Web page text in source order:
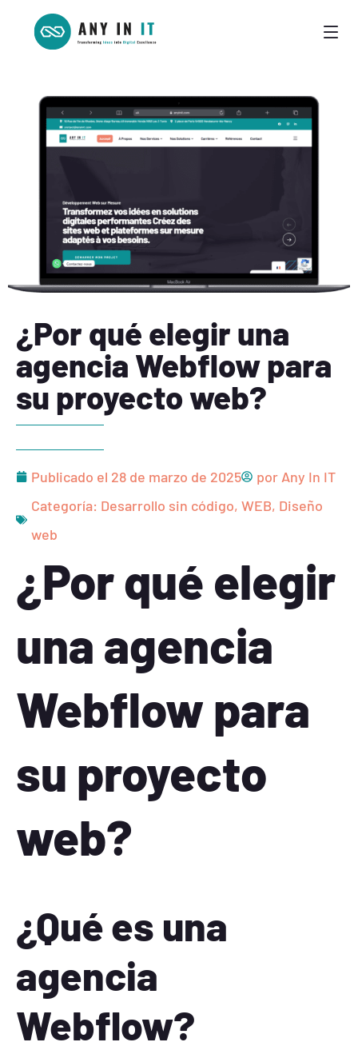
¿Por qué elegir una
agencia Webflow para
su proyecto web?
Publicado el 28 de marzo de 2025 por Any In IT
Categoría: Desarrollo sin código, WEB, Diseño
web
¿Por qué elegir
una agencia
Webflow para
su proyecto
web?
¿Qué es una
agencia
Webflow?